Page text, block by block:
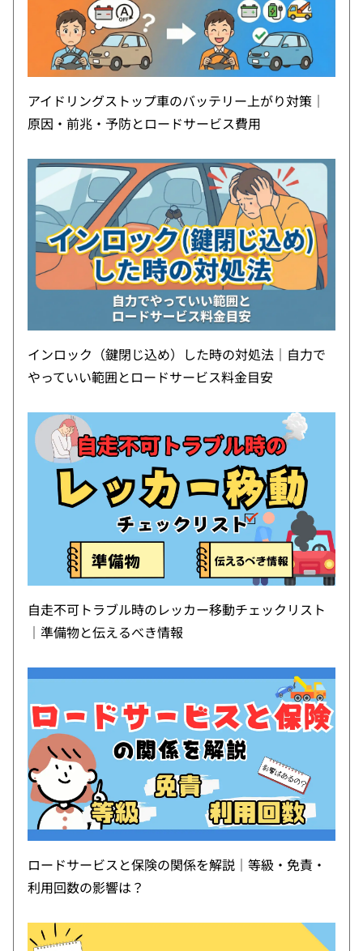
アイドリングストップ車のバッテリー上がり対策｜
原因・前兆・予防とロードサービス費用
インロック（鍵閉じ込め）した時の対処法｜自力で
やっていい範囲とロードサービス料金目安
自走不可トラブル時のレッカー移動チェックリスト
｜準備物と伝えるべき情報
ロードサービスと保険の関係を解説｜等級・免責・
利用回数の影響は？